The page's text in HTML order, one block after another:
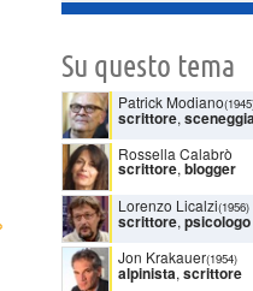
Su questo tema
Patrick Modiano
scrittore,
Rossella Calabrò
scrittore, blogger
Lorenzo Licalzi(1956)
scrittore, psicologo
Jon Krakauer(1954)
alpinista, scrittore